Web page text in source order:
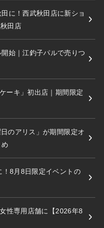
に！西武秋田店に新ショ
田店
始｜江釣子パルで売りつ
ーキ」初出店｜期間限定
のアリス」が期間限定オ
！8月8日限定イベントの
性専用店舗に【2026年8